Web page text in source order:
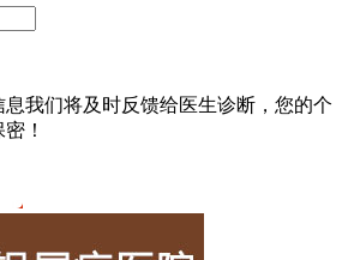
息我们将及时反馈给医生诊断，您的个
！